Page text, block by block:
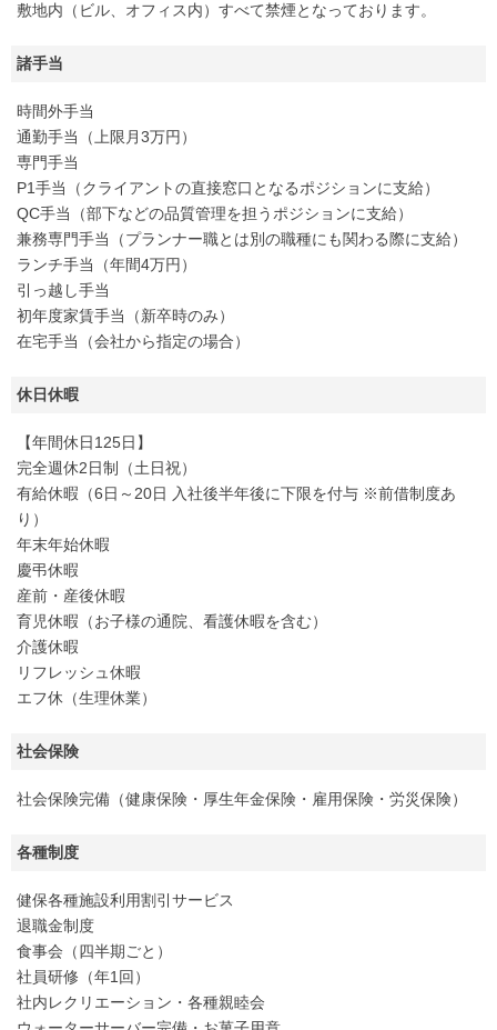
敷地内（ビル、オフィス内）すべて禁煙となっております。
諸手当
時間外手当
通勤手当（上限月3万円）
専門手当
P1手当（クライアントの直接窓口となるポジションに支給）
QC手当（部下などの品質管理を担うポジションに支給）
兼務専門手当（プランナー職とは別の職種にも関わる際に支給）
ランチ手当（年間4万円）
引っ越し手当
初年度家賃手当（新卒時のみ）
在宅手当（会社から指定の場合）
休日休暇
【年間休日125日】
完全週休2日制（土日祝）
有給休暇（6日～20日 入社後半年後に下限を付与 ※前借制度あ
り）
年末年始休暇
慶弔休暇
産前・産後休暇
育児休暇（お子様の通院、看護休暇を含む）
介護休暇
リフレッシュ休暇
エフ休（生理休業）
社会保険
社会保険完備（健康保険・厚生年金保険・雇用保険・労災保険）
各種制度
健保各種施設利用割引サービス
退職金制度
食事会（四半期ごと）
社員研修（年1回）
社内レクリエーション・各種親睦会